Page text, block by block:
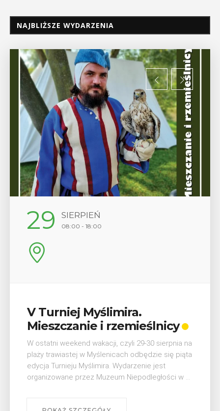
NAJBLIŻSZE WYDARZENIA
czyli 29-30 sierpnia na
odbędzie się piąta
jest
Niepodległości w ...
Wykład „Jak
odznaki na
szlakach?”
W środę 12 sierpnia o godz. 17
Bibliotece Publicznej w
wykład Mateusza Murzyna,